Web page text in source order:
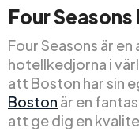
Four
Four Seasons är
hotellkedjorna i
att Boston har sin
Boston är en
att ge dig en